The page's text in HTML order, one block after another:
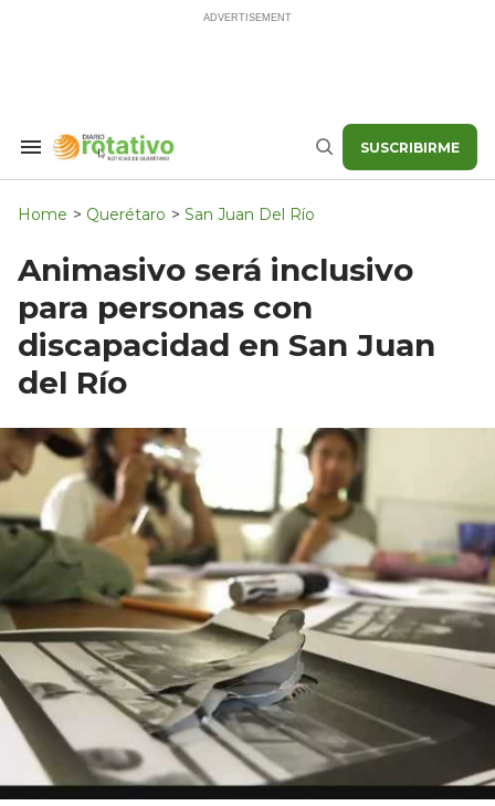
Search
Navigation
Buscar SUSCRIBIRME
Home > Querétaro > San Juan Del Río
Animasivo será inclusivo
para personas con
discapacidad en San Juan
del Río